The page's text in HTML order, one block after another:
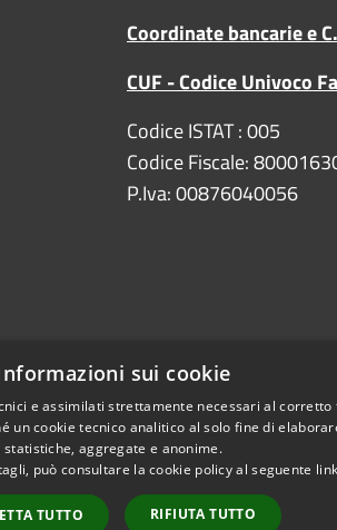
Coordinate bancarie e
CUF - Codice Univoco
Codice ISTAT : 005
Codice Fiscale:
P.Iva: 00876040056
RPD
sui cookie
e assimilati strettamente necessari al corretto
un cookie tecnico analitico al solo fine di
statistiche, aggregate e anonime.
può consultare la cookie policy al seguente link
TUTTO RIFIUTA TUTTO